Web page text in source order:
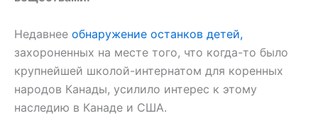
Недавнее обнаружение останков детей,
захороненных на месте того, что когда-то было
крупнейшей школой-интернатом для коренных
народов Канады, усилило интерес к этому
наследию в Канаде и США.